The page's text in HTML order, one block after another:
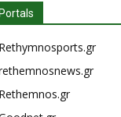
Portals
Rethymnosports.gr
Rethemnos.gr